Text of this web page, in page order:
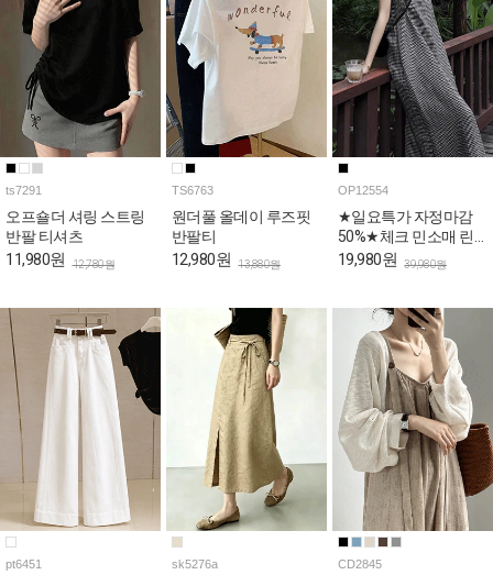
ts7291
오프숄더 셔링 스트링
반팔 티셔츠
11,980원 12,780원
TS6763
원더풀 올데이 루즈핏
반팔티
12,980원 13,880원
OP12554
★일요특가 자정마감
50%★체크 민소매 린
넨 롱 원피스
19,980원 39,980원
pt6451 sk5276a CD2845